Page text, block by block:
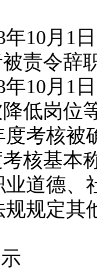
年10月1
责令辞
年10月1
低岗位
度考核
考核基本
业道德、
规规定其